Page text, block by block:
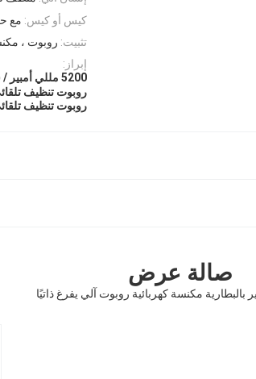
كيس أو كيس: مع
تثبيت: روبوت ،
إبراز:
5200 مللي أمبير / ساعة روبوت تنظيف آلي يعمل بالبطارية
روبوت تنظيف
روبوت تنظيف تلقائي يعمل
صالة عرض